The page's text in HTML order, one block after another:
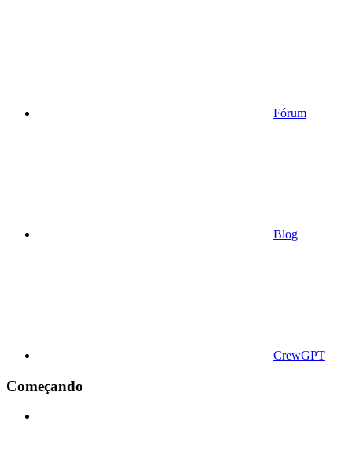
Fórum
Blog
CrewGPT
Começando